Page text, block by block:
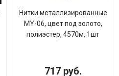
Нитки металлизированные
MY-06, цвет под золото,
полиэстер, 4570м, 1шт
717 руб.